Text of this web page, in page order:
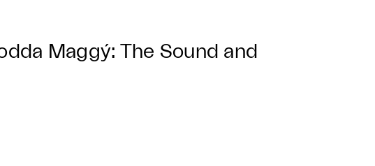
Maggý: The Sound and